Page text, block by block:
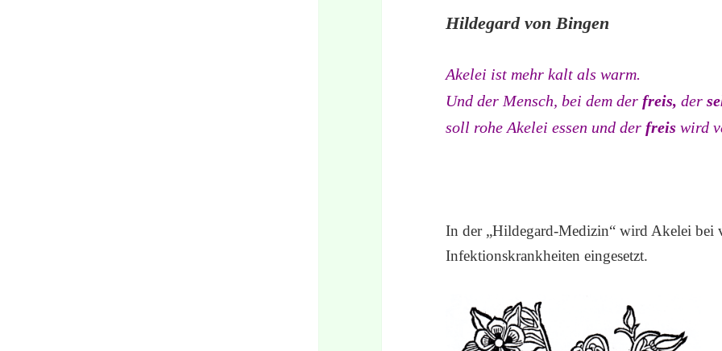
Hildegard von Bingen
Akelei ist mehr kalt als warm.
Und der Mensch, bei dem derfreis,der
soll rohe Akelei essen und derfreiswird
In der „Hildegard-Medizin“ wird Akelei bei
Infektionskrankheiten eingesetzt.